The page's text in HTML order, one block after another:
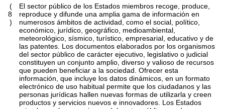
(
8
)
El sector público de los Estados miembros recoge, produce,
reproduce y difunde una amplia gama de información en
numerosos ámbitos de actividad, como el social, político,
económico, jurídico, geográfico, medioambiental,
meteorológico, sísmico, turístico, empresarial, educativo y de
las patentes. Los documentos elaborados por los organismos
del sector público de carácter ejecutivo, legislativo o judicial
constituyen un conjunto amplio, diverso y valioso de recursos
que pueden beneficiar a la sociedad. Ofrecer esta
información, que incluye los datos dinámicos, en un formato
electrónico de uso habitual permite que los ciudadanos y las
personas jurídicas hallen nuevas formas de utilizarla y creen
productos y servicios nuevos e innovadores. Los Estados